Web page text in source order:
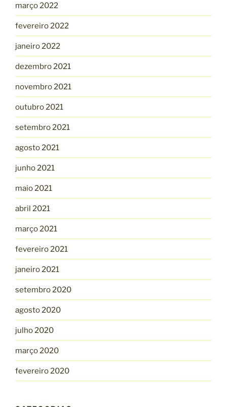
março 2022
fevereiro 2022
janeiro 2022
dezembro 2021
novembro 2021
outubro 2021
setembro 2021
agosto 2021
junho 2021
maio 2021
abril 2021
março 2021
fevereiro 2021
janeiro 2021
setembro 2020
agosto 2020
julho 2020
março 2020
fevereiro 2020